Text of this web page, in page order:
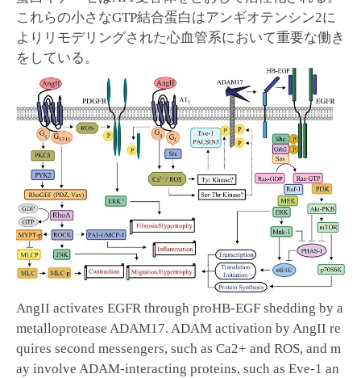
これらの小さなGTP結合蛋白はアンギオテンシン2に
よりリモデリングされた心血管系において重要な働き
をしている。
AngII activates EGFR through proHB-EGF shedding by a
metalloprotease ADAM17. ADAM activation by AngII re
quires second messengers, such as Ca2+ and ROS, and m
ay involve ADAM-interacting proteins, such as Eve-1 an